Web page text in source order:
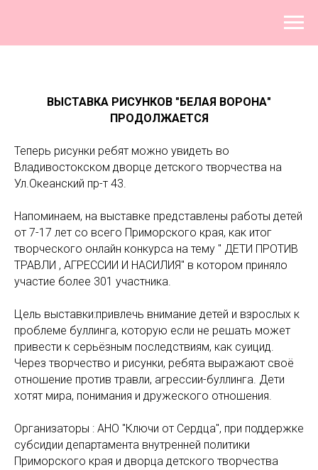
ВЫСТАВКА РИСУНКОВ "БЕЛАЯ ВОРОНА"
ПРОДОЛЖАЕТСЯ
Теперь рисунки ребят можно увидеть во
Владивостокском дворце детского творчества на
Ул.Океанский пр-т 43.
Напоминаем, на выставке представлены работы детей
от 7-17 лет со всего Приморского края, как итог
творческого онлайн конкурса на тему " ДЕТИ ПРОТИВ
ТРАВЛИ , АГРЕССИИ И НАСИЛИЯ" в котором приняло
участие более 301 участника.
Цель выставки:привлечь внимание детей и взрослых к
проблеме буллинга, которую если не решать может
привести к серьёзным последствиям, как суицид.
Через творчество и рисунки, ребята выражают своё
отношение против травли, агрессии-буллинга. Дети
хотят мира, понимания и дружеского отношения.
Организаторы : АНО "Ключи от Сердца", при поддержке
субсидии департамента внутренней политики
Приморского края и дворца детского творчества